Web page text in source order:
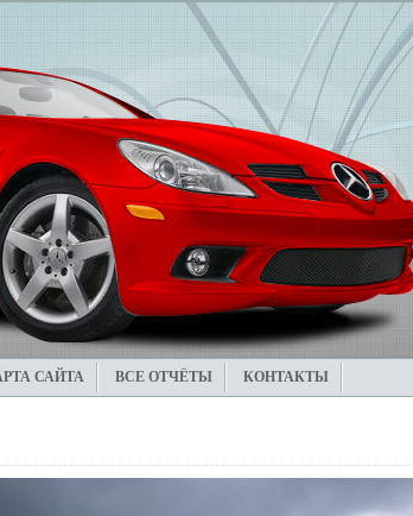
САЙТА ВСЕ ОТЧЁТЫ КОНТАКТЫ